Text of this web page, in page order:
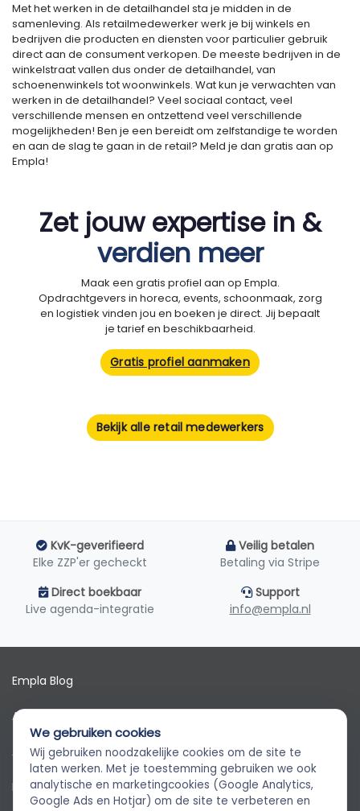
Met het werken in de detailhandel sta je midden in de
samenleving. Als retailmedewerker werk je bij winkels en
bedrijven die producten en diensten voor particulier gebruik
direct aan de consument verkopen. De meeste bedrijven in de
winkelstraat vallen dus onder de detailhandel, van
schoenenwinkels tot woonwinkels. Wat kun je verwachten van
werken in de detailhandel? Veel sociaal contact, veel
verschillende mensen en ontzettend veel verschillende
mogelijkheden! Ben je een bereidt om zelfstandige te worden
en aan de slag te gaan in de retail? Meld je dan gratis aan op
Empla!
Zet jouw expertise in &
verdien meer
Maak een gratis profiel aan op Empla.
Opdrachtgevers in horeca, events, schoonmaak, zorg
en logistiek vinden jou en boeken je direct. Jij bepaalt
je tarief en beschikbaarheid.
Gratis profiel aanmaken
Bekijk alle retail medewerkers
KvK-geverifieerd
Elke ZZP'er gecheckt
Veilig betalen
Betaling via Stripe
Direct boekbaar
Live agenda-integratie
Support
info@empla.nl
Empla Blog
Algemene voorwaarden
AVG
Privacybeleid
Empla Assistent
Altijd beschikbaar, stel een vraag
We gebruiken cookies
Wij gebruiken noodzakelijke cookies om de site te
laten werken. Met je toestemming gebruiken we ook
analytische en marketingcookies (Google Analytics,
Google Ads en Hotjar) om de site te verbeteren en